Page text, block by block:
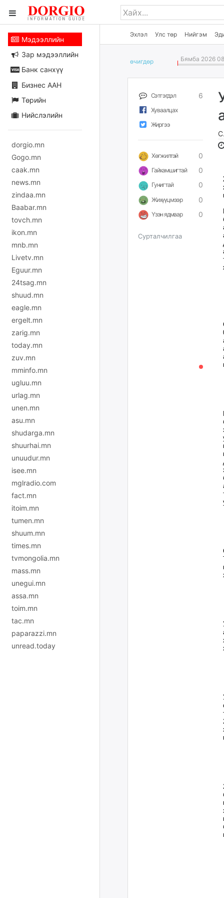
Эхлэл Улс төр Нийгэм
Мэдээллийн
Зар мэдээллийн
Банк санхүү
Бизнес ААН
Төрийн
Нийслэлийн
dorgio.mn
Gogo.mn
caak.mn
news.mn
zindaa.mn
Baabar.mn
tovch.mn
ikon.mn
mnb.mn
Livetv.mn
Eguur.mn
24tsag.mn
shuud.mn
eagle.mn
ergelt.mn
zarig.mn
today.mn
zuv.mn
mminfo.mn
ugluu.mn
urlag.mn
unen.mn
asu.mn
shudarga.mn
shuurhai.mn
unuudur.mn
isee.mn
mglradio.com
fact.mn
itoim.mn
tumen.mn
shuum.mn
times.mn
tvmongolia.mn
mass.mn
unegui.mn
assa.mn
toim.mn
tac.mn
paparazzi.mn
unread.today
өчигдѳр Бямба 2026
Сэтгэгдэл 6
Хуваалцах
Жиргээ
Хөгжилтэй 0
Гайхамшигтай 0
Гунигтай 0
Жихүүцмээр 0
Үзэн ядмаар 0
Сурталчилгаа